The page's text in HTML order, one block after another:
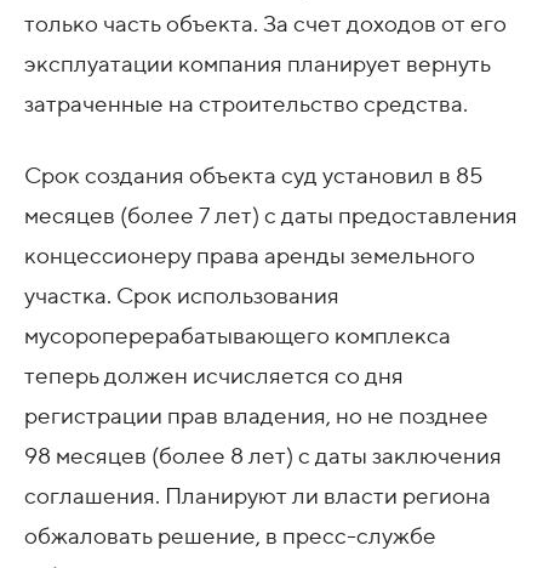
только часть объекта. За счет доходов от его
эксплуатации компания планирует вернуть
затраченные на строительство средства.
Срок создания объекта суд установил в 85
месяцев (более 7 лет) с даты предоставления
концессионеру права аренды земельного
участка. Срок использования
мусороперерабатывающего комплекса
теперь должен исчисляется со дня
регистрации прав владения, но не позднее
98 месяцев (более 8 лет) с даты заключения
соглашения. Планируют ли власти региона
обжаловать решение, в пресс-службе